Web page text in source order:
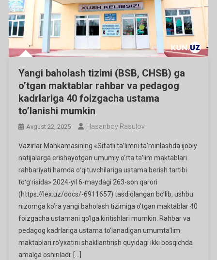
Yangi baholash tizimi (BSB, CHSB) ga
o’tgan maktablar rahbar va pedagog
kadrlariga 40 foizgacha ustama
to’lanishi mumkin
Avgust 22, 2025 Hasanboy Rasulov
Vazirlar Mahkamasining «Sifatli taʼlimni taʼminlashda ijobiy
natijalarga erishayotgan umumiy o‘rta taʼlim maktablari
rahbariyati hamda oʻqituvchilariga ustama berish tartibi
toʻgʻrisida» 2024-yil 6-maydagi 263-son qarori
(https://lex.uz/docs/-6911657) tasdiqlangan bo’lib, ushbu
nizomga ko’ra yangi baholash tizimiga o’tgan maktablar 40
foizgacha ustamani qo’lga kiritishlari mumkin. Rahbar va
pedagog kadrlariga ustama to‘lanadigan umumta’lim
maktablari ro‘yxatini shakllantirish quyidagi ikki bosqichda
amalga oshiriladi: […]